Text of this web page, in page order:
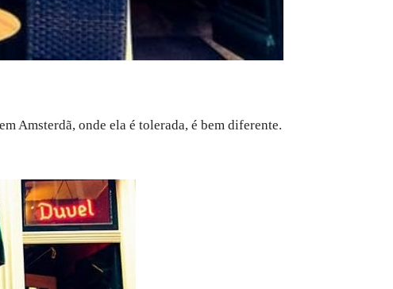
Amsterdã, onde ela é tolerada, é bem diferente.